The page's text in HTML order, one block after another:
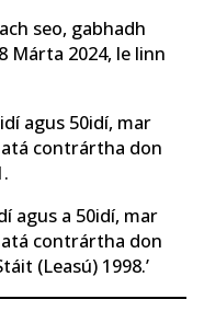
seo, gabhadh
Márta 2024, le linn
agus 50idí, mar
contrártha don
agus a 50idí, mar
contrártha don
(Leasú) 1998.’